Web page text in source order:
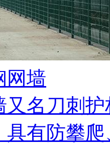
网墙
又名刀刺
具有防攀